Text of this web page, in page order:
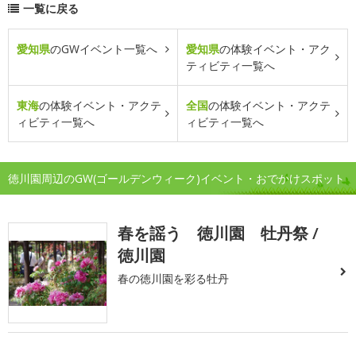
一覧に戻る
愛知県のGWイベント一覧へ 愛知県の体験イベント・アク
ティビティ一覧へ
東海の体験イベント・アクテ
ィビティ一覧へ
全国の体験イベント・アクテ
ィビティ一覧へ
徳川園周辺のGW(ゴールデンウィーク)イベント・おでかけスポット
春を謡う 徳川園 牡丹祭 /
徳川園
春の徳川園を彩る牡丹